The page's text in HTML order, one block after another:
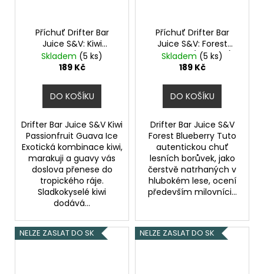
Příchuť Drifter Bar
Juice S&V: Kiwi
Passionfruit Guava Ice
(Ledové kiwi, marakuja
Skladem (5 ks)
189 Kč
DO KOŠÍKU
Drifter Bar Juice S&V Kiwi
Passionfruit Guava Ice
Exotická kombinace kiwi,
marakuji a guavy vás
doslova přenese do
tropického ráje.
Sladkokyselé kiwi
dodává...
Příchuť Drifter Bar
Juice S&V: Forest
Blueberry (Borůvka)
6,0ml
Skladem (5 ks)
189 Kč
DO KOŠÍKU
Drifter Bar Juice S&V
Forest Blueberry Tuto
autentickou chuť
lesních borůvek, jako
čerstvě natrhaných v
hlubokém lese, ocení
především milovníci...
NELZE ZASLAT DO SK NELZE ZASLAT DO SK